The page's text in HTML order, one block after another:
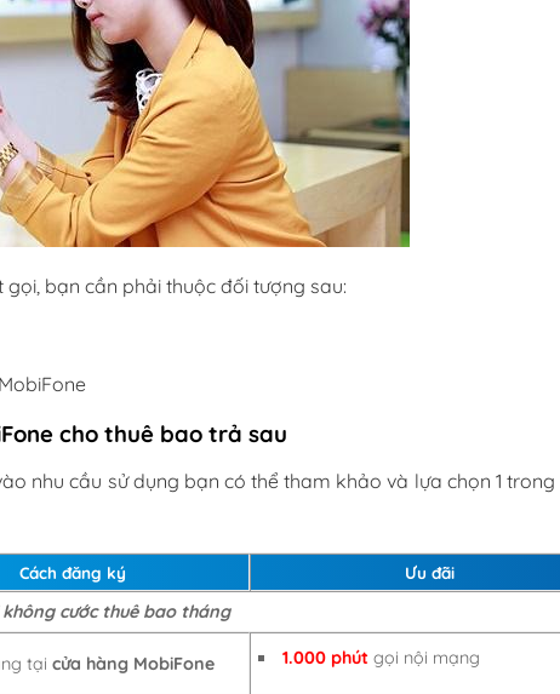
bạn cần phải thuộc đối tượng sau:
cho thuê bao trả sau
nhu cầu sử dụng bạn có thể tham khảo và lựa chọn 1 trong
Cách đăng ký Ưu đãi
không cước thuê bao tháng
tại cửa hàng MobiFone 1.000 phútgọi nội mạng